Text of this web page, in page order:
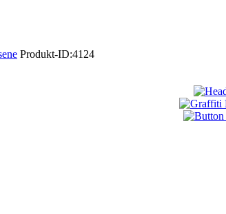
Produkt-ID:4124